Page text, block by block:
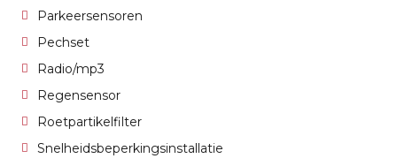
Parkeersensoren
Pechset
Radio/mp3
Regensensor
Roetpartikelfilter
Snelheidsbeperkingsinstallatie